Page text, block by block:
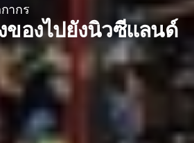
ากร
ของไปยังนิวซีแลนด์